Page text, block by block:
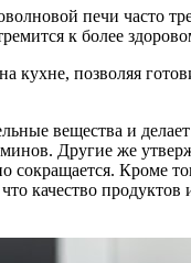
печи часто
к более
кухне, позволяя
вещества и
Другие же
сокращается. Кроме
качество продуктов